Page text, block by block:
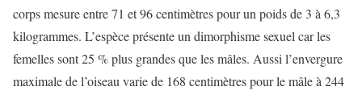
corps mesure entre 71 et 96 centimètres pour un poids de 3 à 6,3
kilogrammes. L’espèce présente un dimorphisme sexuel car les
femelles sont 25 % plus grandes que les mâles. Aussi l’envergure
maximale de l’oiseau varie de 168 centimètres pour le mâle à 244